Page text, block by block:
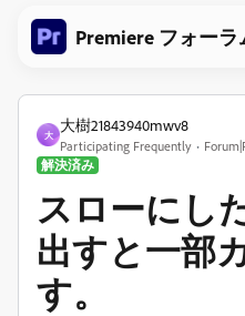
Premiere フォーラ
大
大樹21843940mwv8
Participating Frequently
解決済み
スローにし
出すと一部
す。